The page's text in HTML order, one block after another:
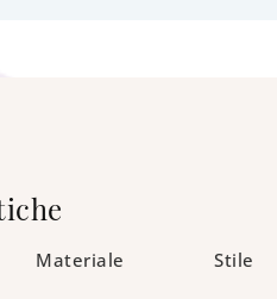
Materiale Stile